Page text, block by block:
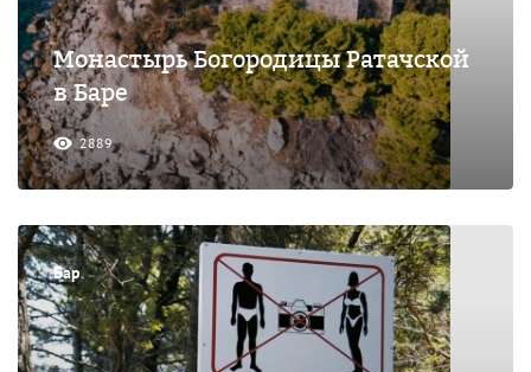
Монастырь Богородицы Ратачской
в Баре
2889
Бар